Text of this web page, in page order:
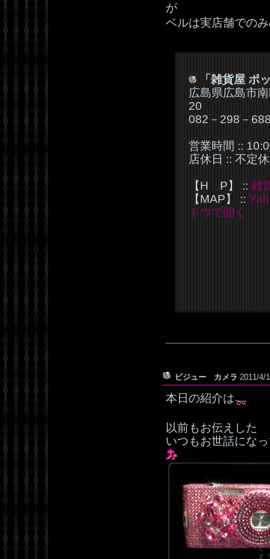
が
ベルは実店舗での
「雑貨屋 ポ
広島県広島市
20
082－298－
営業時間 ::
店休日 :: 不定休
【H P】 :: 雑
【MAP】 ::
ドウで開く
ビジュー カメラ 2011/4/
本日の紹介は
以前もお伝えした
いつもお世話にな